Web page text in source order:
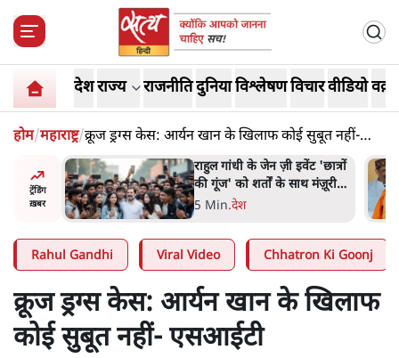
देशराज्य राजनीतिदुनियाविश्लेषणविचारवीडियो
होम/महाराष्ट्र/क्रूज ड्रग्स केस: आर्यन खान के खिलाफ कोई सुबूत नहीं-
एसआईटी
ट्रेंडिंग
ख़बर
राहुल गांधी के जेन ज़ी इवेंट 'छात्रों
की गूंज' को शर्तों के साथ मंज़ूरी
देना पड़ा
5 Min.देश
Rahul Gandhi Viral Video Chhatron Ki Goonj
क्रूज ड्रग्स केस: आर्यन खान के खिलाफ
कोई सुबूत नहीं- एसआईटी